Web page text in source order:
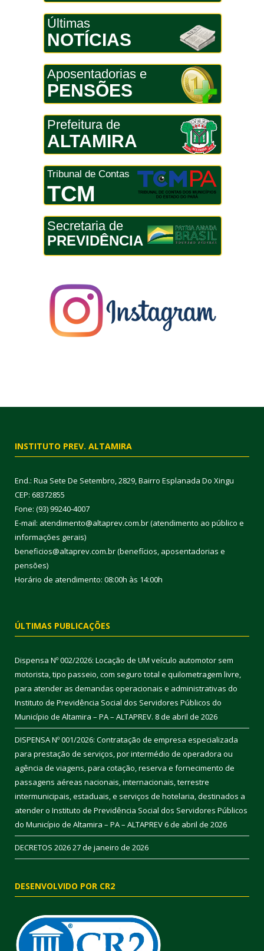
Últimas
NOTÍCIAS
Aposentadorias e
PENSÕES
Prefeitura de
ALTAMIRA
Tribunal de Contas
TCM
Secretaria de
PREVIDÊNCIA
INSTITUTO PREV. ALTAMIRA
End.: Rua Sete De Setembro, 2829, Bairro Esplanada Do Xingu
CEP: 68372855
Fone: (93) 99240-4007
E-mail: atendimento@altaprev.com.br (atendimento ao público e
informações gerais)
beneficios@altaprev.com.br (benefícios, aposentadorias e
pensões)
Horário de atendimento: 08:00h às 14:00h
ÚLTIMAS PUBLICAÇÕES
Dispensa Nº 002/2026: Locação de UM veículo automotor sem
motorista, tipo passeio, com seguro total e quilometragem livre,
para atender as demandas operacionais e administrativas do
Instituto de Previdência Social dos Servidores Públicos do
Município de Altamira – PA – ALTAPREV. 8 de abril de 2026
DISPENSA Nº 001/2026: Contratação de empresa especializada
para prestação de serviços, por intermédio de operadora ou
agência de viagens, para cotação, reserva e fornecimento de
passagens aéreas nacionais, internacionais, terrestre
intermunicipais, estaduais, e serviços de hotelaria, destinados a
atender o Instituto de Previdência Social dos Servidores Públicos
do Município de Altamira – PA – ALTAPREV6 de abril de 2026
DECRETOS 202627 de janeiro de 2026
DESENVOLVIDO POR CR2